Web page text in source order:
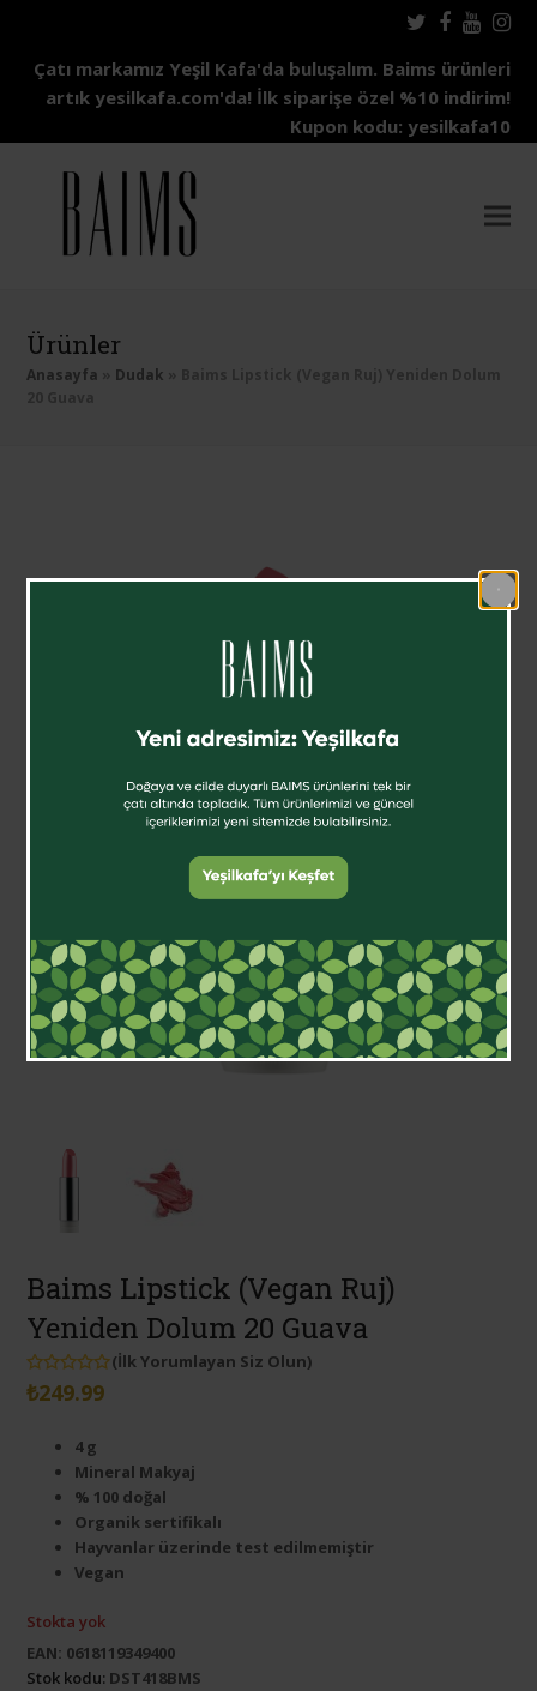
Twitter
Çatı markamız Yeşil Kafa'da buluşalım. Baims ürünleri
artık yesilkafa.com'da! İlk siparişe özel %10 indirim!
Kupon kodu: yesilkafa10
Ürünler
Anasayfa Dudak
Baims Lipstick (Vegan Ruj)
Yeniden Dolum 20 Guava
5
üzerinden
(İlk Yorumlayan Siz Olun)
₺249.99
4 g
Mineral Makyaj
% 100 doğal
Organik sertifikalı
Hayvanlar üzerinde test edilmemiştir
Vegan
Stokta yok
EAN: 0618119349400
Stok kodu: DST418BMS